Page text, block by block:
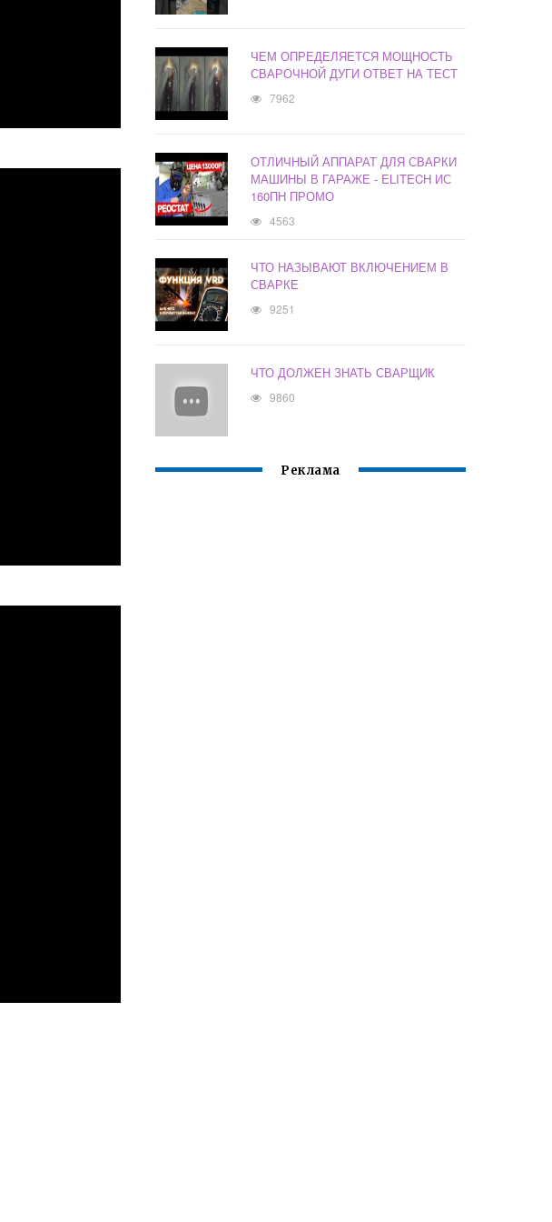
ЧЕМ ОПРЕДЕЛЯЕТСЯ МОЩНОСТЬ
СВАРОЧНОЙ ДУГИ ОТВЕТ НА ТЕСТ
7962
ОТЛИЧНЫЙ АППАРАТ ДЛЯ СВАРКИ
МАШИНЫ В ГАРАЖЕ - ELITECH ИС
160ПН ПРОМО
4563
ЧТО НАЗЫВАЮТ ВКЛЮЧЕНИЕМ В
СВАРКЕ
9251
ЧТО ДОЛЖЕН ЗНАТЬ СВАРЩИК
9860
Реклама